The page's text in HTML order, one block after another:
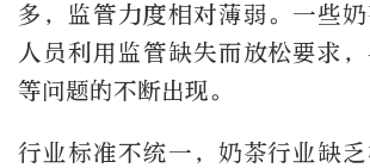
多，监管力度相对薄弱。一些
人员利用监管缺失而放松要求
等问题的不断出现。
行业标准不统一，奶茶行业缺